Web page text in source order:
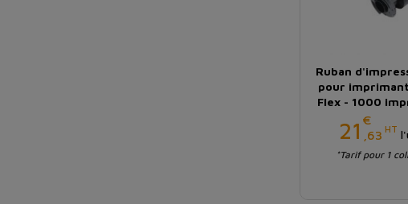
Ruban
pour
Flex - 1000
21 €
,63 HT
*Tarif pour 1